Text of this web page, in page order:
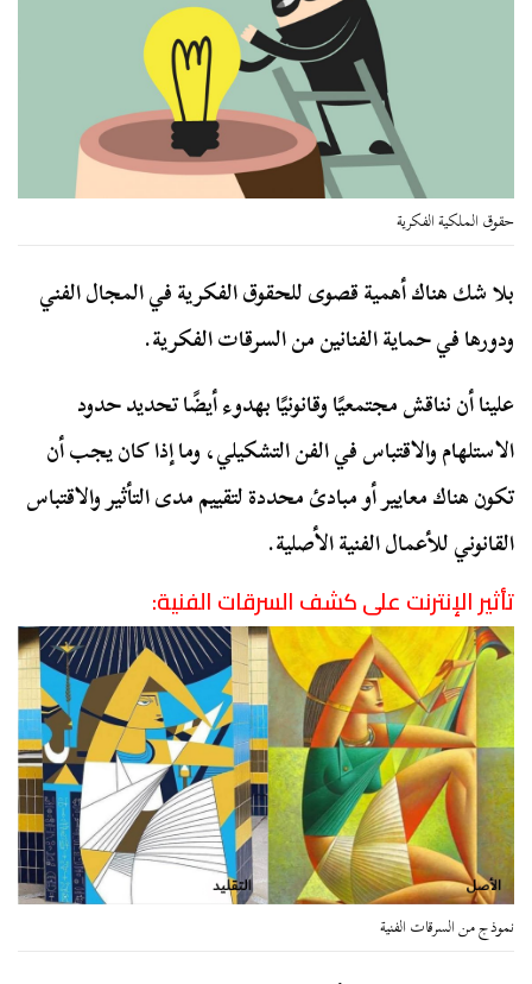
حقوق الملكية الفكرية
بلا شك هناك أهمية قصوى للحقوق الفكرية في المجال الفني
ودورها في حماية الفنانين من السرقات الفكرية.
علينا أن نناقش مجتمعيًا وقانونيًا بهدوء أيضًا تحديد حدود
الاستلهام والاقتباس في الفن التشكيلي، وما إذا كان يجب أن
تكون هناك معايير أو مبادئ محددة لتقييم مدى التأثير والاقتباس
القانوني للأعمال الفنية الأصلية.
تأثير الإنترنت على كشف السرقات الفنية:
نموذج من السرقات الفنية